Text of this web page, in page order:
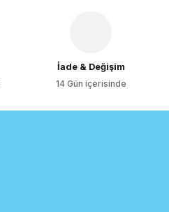
İade & Değişim
14 Gün içerisinde